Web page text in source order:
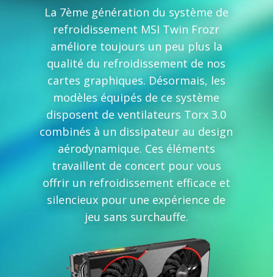
La 7ème génération du système de
refroidissement MSI Twin Frozr
améliore toujours un peu plus la
qualité du refroidissement de nos
cartes graphiques. Désormais, les
modèles équipés de ce système
disposent de ventilateurs Torx 3.0
combinés à un dissipateur au design
aérodynamique. Ces éléments
travaillent de concert pour vous
offrir un refroidissement efficace et
silencieux pour une expérience de
jeu sans surchauffe.